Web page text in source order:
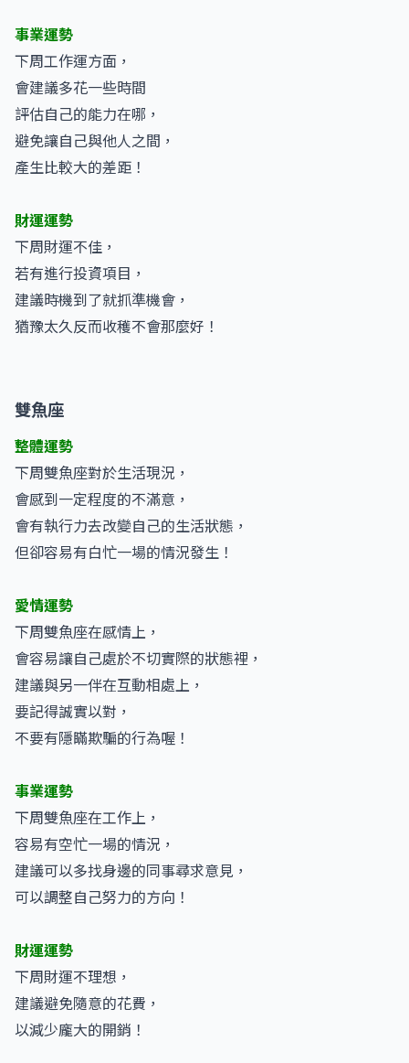
事業運勢
下周工作運方面，
會建議多花一些時間
評估自己的能力在哪，
避免讓自己與他人之間，
產生比較大的差距！
財運運勢
下周財運不佳，
若有進行投資項目，
建議時機到了就抓準機會，
猶豫太久反而收穫不會那麼好！
雙魚座
整體運勢
下周雙魚座對於生活現況，
會感到一定程度的不滿意，
會有執行力去改變自己的生活狀態，
但卻容易有白忙一場的情況發生！
愛情運勢
下周雙魚座在感情上，
會容易讓自己處於不切實際的狀態裡，
建議與另一伴在互動相處上，
要記得誠實以對，
不要有隱瞞欺騙的行為喔！
事業運勢
下周雙魚座在工作上，
容易有空忙一場的情況，
建議可以多找身邊的同事尋求意見，
可以調整自己努力的方向！
財運運勢
下周財運不理想，
建議避免隨意的花費，
以減少龐大的開銷！